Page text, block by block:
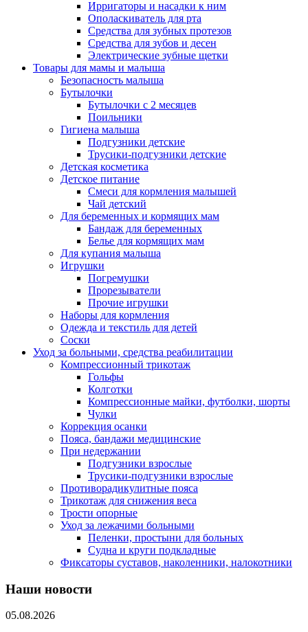
Ирригаторы и насадки к ним
Ополаскиватель для рта
Средства для зубных протезов
Средства для зубов и десен
Электрические зубные щетки
Товары для мамы и малыша
Безопасность малыша
Бутылочки
Бутылочки с 2 месяцев
Поильники
Гигиена малыша
Подгузники детские
Трусики-подгузники детские
Детская косметика
Детское питание
Смеси для кормления малышей
Чай детский
Для беременных и кормящих мам
Бандаж для беременных
Белье для кормящих мам
Для купания малыша
Игрушки
Погремушки
Прорезыватели
Прочие игрушки
Наборы для кормления
Одежда и текстиль для детей
Соски
Уход за больными, средства реабилитации
Компрессионный трикотаж
Гольфы
Колготки
Компрессионные майки, футболки, шорты
Чулки
Коррекция осанки
Пояса, бандажи медицинские
При недержании
Подгузники взрослые
Трусики-подгузники взрослые
Противорадикулитные пояса
Трикотаж для снижения веса
Трости опорные
Уход за лежачими больными
Пеленки, простыни для больных
Судна и круги подкладные
Фиксаторы суставов, наколенники, налокотники
Наши новости
05.08.2026